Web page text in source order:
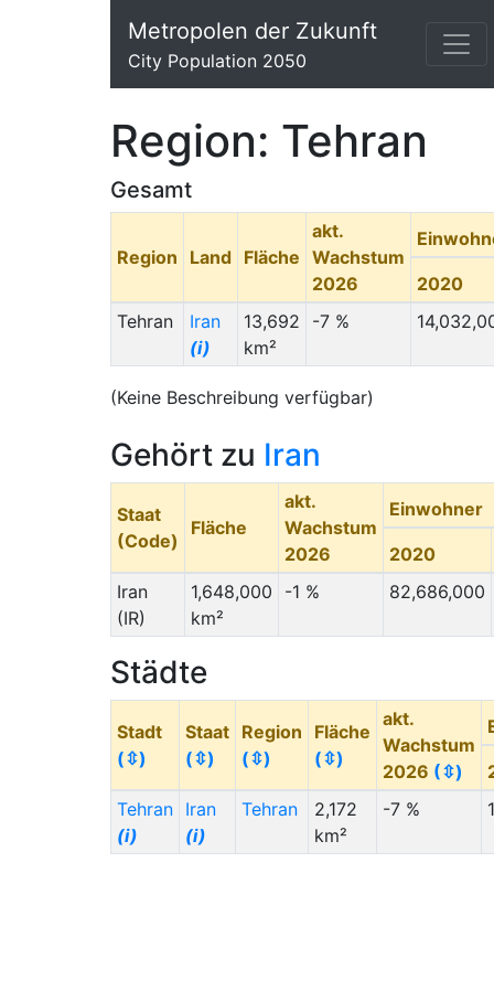
Metropolen der Zukunft
City Population 2050
Region: Tehran
Gesamt
Region Land Fläche
akt.
Wachstum
2026
2020
Tehran
Iran
(i)
13,692
km²
-7 %
(Keine Beschreibung verfügbar)
Gehört zu Iran
Staat
(Code)
Fläche
akt.
Wachstum
2026
Einwohner
2020
Iran
(IR)
1,648,000
km²
-1 % 82,686,000
Städte
Stadt
(⇳)
Staat
(⇳)
Region
(⇳)
Fläche
(⇳)
akt.
Wachstum
2026 (⇳)
Tehran
(i)
Iran
(i)
Tehran
2,172
km²
-7 %